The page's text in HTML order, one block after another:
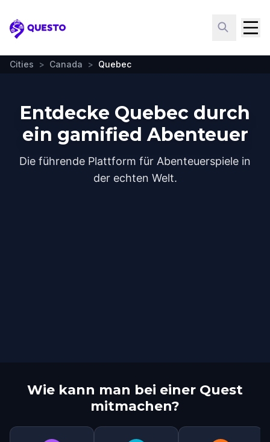
Questo
Cities > Canada > Quebec
Entdecke Quebec durch
ein gamified Abenteuer
Die führende Plattform für Abenteuerspiele in
der echten Welt.
Wie kann man bei einer Quest
mitmachen?